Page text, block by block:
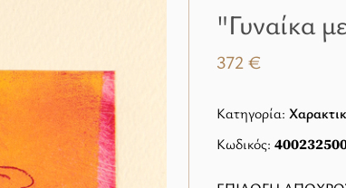
"Γυναίκα
372 €
Κατηγορία:
Κωδικός: